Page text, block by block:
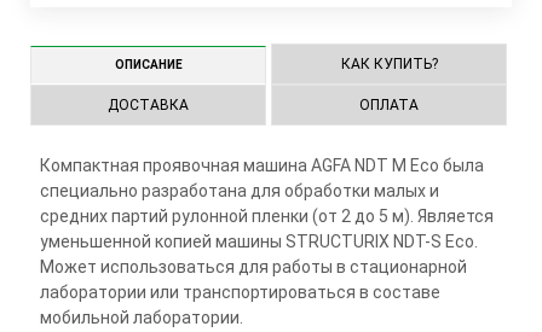
ОПИСАНИЕ КАК КУПИТЬ?
ДОСТАВКА ОПЛАТА
Компактная проявочная машина AGFA NDT M Eсо была
специально разработана для обработки малых и
средних партий рулонной пленки (от 2 до 5 м). Является
уменьшенной копией машины STRUCTURIX NDT-S Eсо.
Может использоваться для работы в стационарной
лаборатории или транспортироваться в составе
мобильной лаборатории.